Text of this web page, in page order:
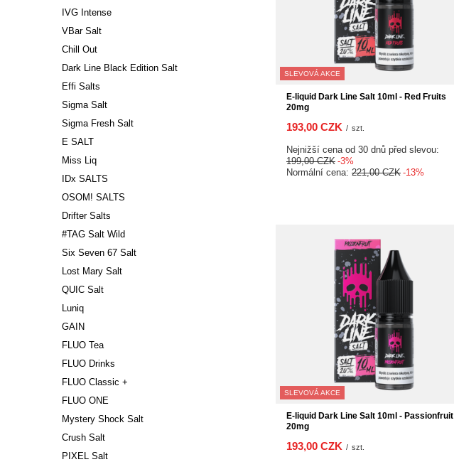
IVG Intense
VBar Salt
Chill Out
Dark Line Black Edition Salt
Effi Salts
Sigma Salt
Sigma Fresh Salt
E SALT
Miss Liq
IDx SALTS
OSOM! SALTS
Drifter Salts
#TAG Salt Wild
Six Seven 67 Salt
Lost Mary Salt
QUIC Salt
Luniq
GAIN
FLUO Tea
FLUO Drinks
FLUO Classic +
FLUO ONE
Mystery Shock Salt
Crush Salt
PIXEL Salt
SLEVOVÁ AKCE
E-liquid Dark Line Salt 10ml - Red Fruits
20mg
193,00 CZK / szt.
Nejnižší cena od 30 dnů před slevou:
199,00 CZK -3%
Normální cena: 221,00 CZK -13%
SLEVOVÁ AKCE
E-liquid Dark Line Salt 10ml - Passionfruit
20mg
193,00 CZK / szt.